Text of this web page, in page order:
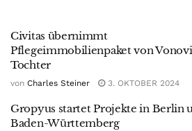
Civitas übernimmt
Pflegeimmobilienpaket von
Tochter
von Charles Steiner 3. OKTOBER 2024
Gropyus startet Projekte in Berlin
Baden-Württemberg